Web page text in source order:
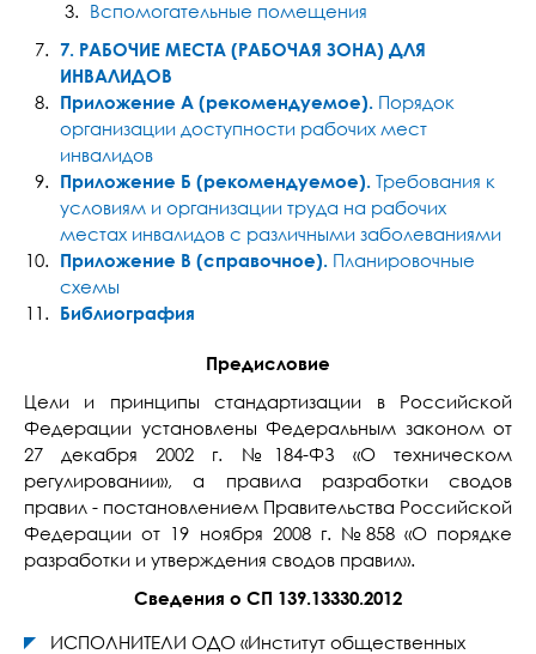
Вспомогательные помещения
7. РАБОЧИЕ МЕСТА (РАБОЧАЯ ЗОНА) ДЛЯ
ИНВАЛИДОВ
Приложение А (рекомендуемое). Порядок
организации доступности рабочих мест
инвалидов
Приложение Б (рекомендуемое). Требования к
условиям и организации труда на рабочих
местах инвалидов с различными заболеваниями
Приложение В (справочное). Планировочные
схемы
Библиография
Предисловие
Цели и принципы стандартизации в Российской
Федерации установлены Федеральным законом от
27 декабря 2002 г. №184-ФЗ «О техническом
регулировании», а правила разработки сводов
правил - постановлением Правительства Российской
Федерации от 19 ноября 2008 г. №858 «О порядке
разработки и утверждения сводов правил».
Сведения о СП 139.13330.2012
ИСПОЛНИТЕЛИ ОДО «Институт общественных